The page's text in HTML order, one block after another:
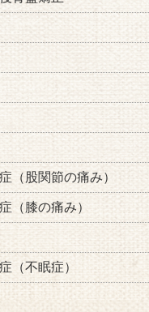
（股関節の痛み）
（膝の痛み）
（不眠症）